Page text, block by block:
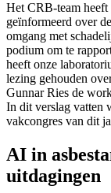
Het CRB-team
geïnformeerd over
omgang met
podium om te
heeft onze
lezing gehouden
Gunnar Ries de
In dit verslag vatten
vakcongres van dit
AI in
uitdagingen